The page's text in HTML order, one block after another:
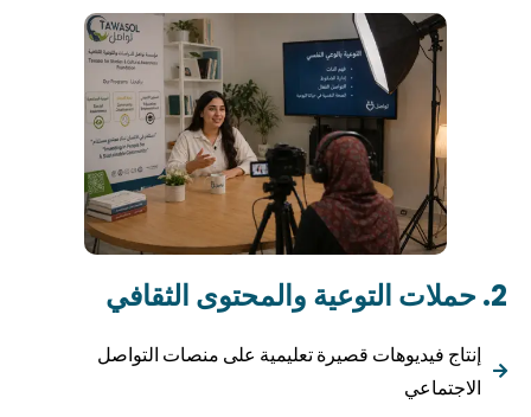
2. حملات التوعية والمحتوى الثقافي
إنتاج فيديوهات قصيرة تعليمية على منصات التواصل
الاجتماعي